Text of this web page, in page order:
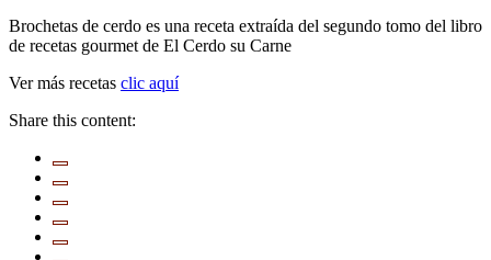
Brochetas de cerdo es una receta extraída del segundo tomo del libro
de recetas gourmet de El Cerdo su Carne
Ver más recetas clic aquí
Share this content: